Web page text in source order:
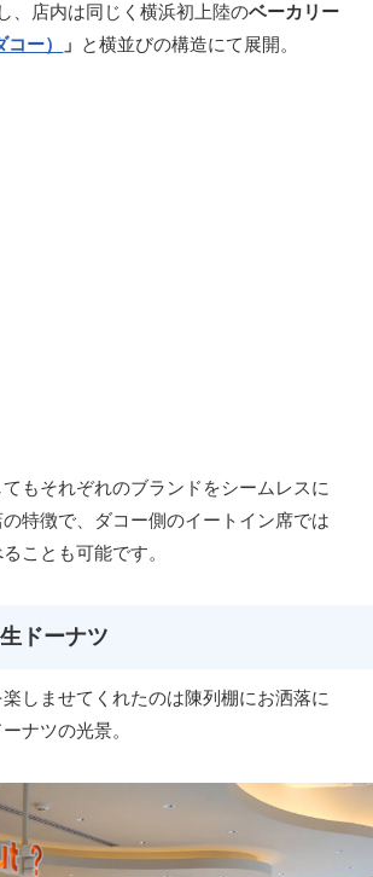
、店内は同じく横浜初上陸のベーカリー
ー） 」 と横並びの構造にて展開。
もそれぞれのブランドをシームレスに
特徴で、ダコー側のイートイン席では
ことも可能です。
ドーナツ
しませてくれたのは陳列棚にお洒落に
ナツの光景。